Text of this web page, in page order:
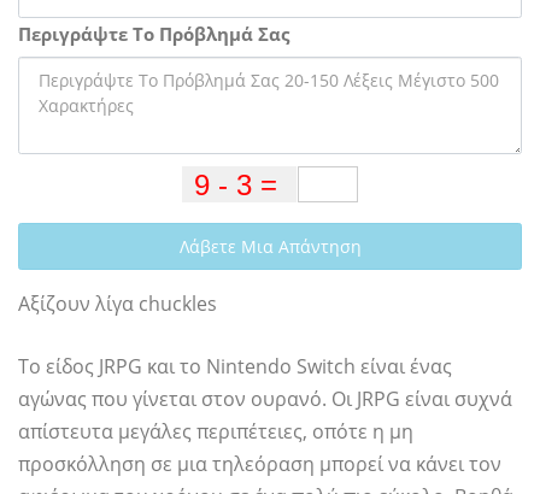
Περιγράψτε Το Πρόβλημά Σας
Λάβετε Μια Απάντηση
Αξίζουν λίγα chuckles
Το είδος JRPG και το Nintendo Switch είναι ένας
αγώνας που γίνεται στον ουρανό. Οι JRPG είναι συχνά
απίστευτα μεγάλες περιπέτειες, οπότε η μη
προσκόλληση σε μια τηλεόραση μπορεί να κάνει τον